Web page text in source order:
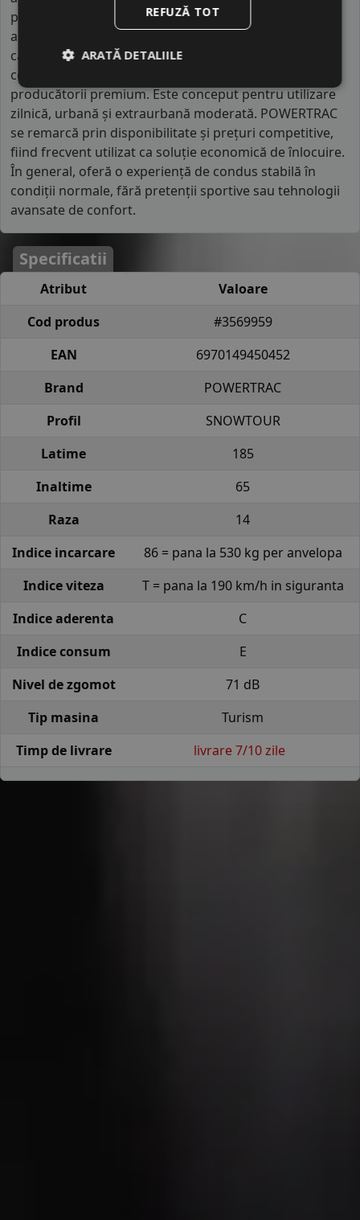
piețelor unde prețul este principalul criteriu de
achiziție. Brandul se diferențiază prin lipsa orientării
către performanțe avansate și prin utilizarea unor
compuși de cauciuc mai simpli comparativ cu
producătorii premium. Este conceput pentru utilizare
zilnică, urbană și extraurbană moderată. POWERTRAC
se remarcă prin disponibilitate și prețuri competitive,
fiind frecvent utilizat ca soluție economică de înlocuire.
În general, oferă o experiență de condus stabilă în
condiții normale, fără pretenții sportive sau tehnologii
avansate de confort.
Specificatii
Atribut
Valoare
Cod produs
#3569959
EAN
6970149450452
Brand
POWERTRAC
Profil
SNOWTOUR
Latime
185
Inaltime
65
Raza
14
Indice incarcare
86 = pana la 530 kg per anvelopa
Indice viteza
T = pana la 190 km/h in siguranta
Indice aderenta
C
Indice consum
E
Nivel de zgomot
71 dB
Tip masina
Turism
Timp de livrare
livrare 7/10 zile
REFUZĂ TOT
ARATĂ DETALIILE